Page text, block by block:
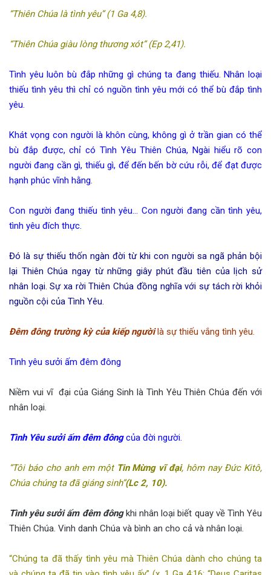
“Thiên Chúa là tình yêu” (1 Ga 4,8).
“Thiên Chúa giàu lòng thương xót” (Ep 2,41).
Tình yêu luôn bù đắp những gì chúng ta đang thiếu. Nhân loại
thiếu tình yêu thì chỉ có nguồn tình yêu mới có thể bù đắp tình
yêu.
Khát vọng con người là khôn cùng, không gì ở trần gian có thể
bù đắp được, chỉ có Tình Yêu Thiên Chúa, Ngài hiểu rõ con
người đang cần gì, thiếu gì, để đến bến bờ cứu rỗi, để đạt được
hạnh phúc vĩnh hằng.
Con người đang thiếu tình yêu… Con người đang cần tình yêu,
tình yêu đích thực.
Đó là sự thiếu thốn ngàn đời từ khi con người sa ngã phản bội
lại Thiên Chúa ngay từ những giây phút đầu tiên của lịch sử
nhân loại. Sự xa rời Thiên Chúa đồng nghĩa với sự tách rời khỏi
nguồn cội của Tình Yêu.
Đêm đông trường kỳ của kiếp ngườilà sự thiếu vắng tình yêu.
Tình yêu sưởi ấm đêm đông
Niềm vui vĩ đại của Giáng Sinh là Tình Yêu Thiên Chúa đến với
nhân loại.
Tình Yêu sưởi ấm đêm đôngcủa đời người.
“Tôi báo cho anh em một Tin Mừng vĩ đại, hôm nay Đức Kitô,
Chúa chúng ta đã giáng sinh”(Lc 2, 10).
Tình yêu sưởi ấm đêm đôngkhi nhân loại biết quay về Tình Yêu
Thiên Chúa. Vinh danh Chúa và bình an cho cả và nhân loại.
“Chúng ta đã thấy tình yêu mà Thiên Chúa dành cho chúng ta